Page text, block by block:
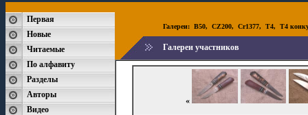
Первая
Новые
Читаемые
По алфавиту
Разделы
Авторы
Видео
Галереи: B50, CZ200, Cr1377, T4, T4
Галереи участников
«